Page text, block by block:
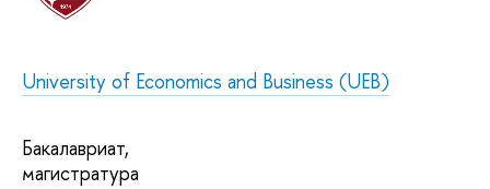
University of Economics and Business (UEB)
Бакалавриат,
магистратура